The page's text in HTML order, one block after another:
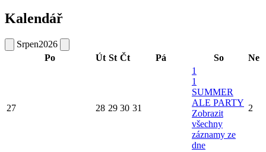
Kalendář
Srpen2026
Po
Út St Čt Pá So Ne
27 28 29 30 31
1
1
SUMMER
ALE PARTY
Zobrazit
všechny
záznamy ze
dne
2